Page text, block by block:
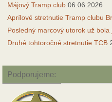
Májový Tramp club 06.06.2026
Aprílové stretnutie Tramp clubu
Posledný marcový utorok už bola
Druhé tohtoročné stretnutie TCB
Podporujeme: